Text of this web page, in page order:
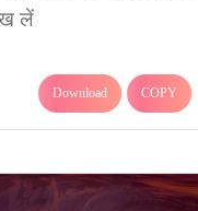
लें
Download COPY